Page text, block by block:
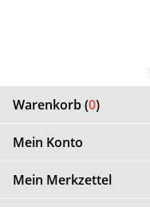
Warenkorb (0)
Mein Konto
Mein Merkzettel